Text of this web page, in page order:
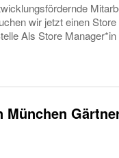
wir jetzt einen
Als Store Manager*in